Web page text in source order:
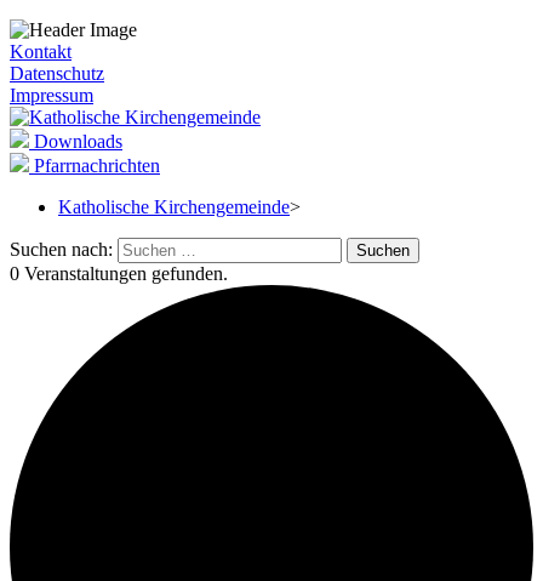
Kontakt
Datenschutz
Impressum
Downloads
Pfarrnachrichten
Katholische Kirchengemeinde>
Suchen nach:
0 Veranstaltungen gefunden.